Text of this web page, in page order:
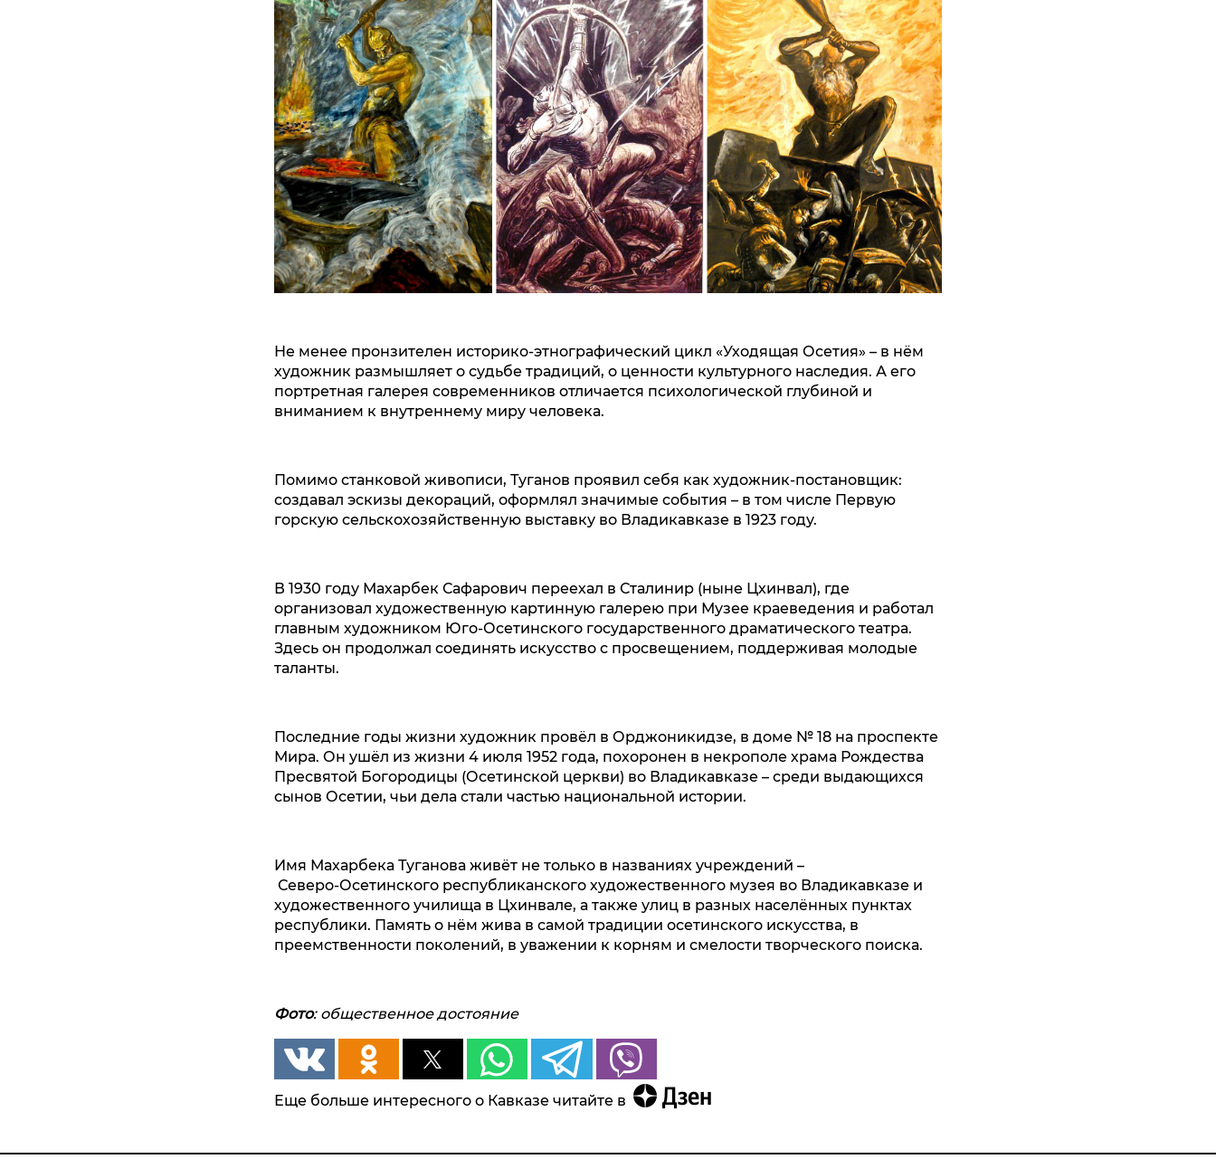
Не менее пронзителен историко‑этнографический цикл «Уходящая Осетия» – в нём
художник размышляет о судьбе традиций, о ценности культурного наследия. А его
портретная галерея современников отличается психологической глубиной и
вниманием к внутреннему миру человека.
Помимо станковой живописи, Туганов проявил себя как художник‑постановщик:
создавал эскизы декораций, оформлял значимые события – в том числе Первую
горскую сельскохозяйственную выставку во Владикавказе в 1923 году.
В 1930 году Махарбек Сафарович переехал в Сталинир (ныне Цхинвал), где
организовал художественную картинную галерею при Музее краеведения и работал
главным художником Юго‑Осетинского государственного драматического театра.
Здесь он продолжал соединять искусство с просвещением, поддерживая молодые
таланты.
Последние годы жизни художник провёл в Орджоникидзе, в доме № 18 на проспекте
Мира. Он ушёл из жизни 4 июля 1952 года, похоронен в некрополе храма Рождества
Пресвятой Богородицы (Осетинской церкви) во Владикавказе – среди выдающихся
сынов Осетии, чьи дела стали частью национальной истории.
Имя Махарбека Туганова живёт не только в названиях учреждений –
Северо‑Осетинского республиканского художественного музея во Владикавказе и
художественного училища в Цхинвале, а также улиц в разных населённых пунктах
республики. Память о нём жива в самой традиции осетинского искусства, в
преемственности поколений, в уважении к корням и смелости творческого поиска.
Фото: общественное достояние
Еще больше интересного о Кавказе читайте в